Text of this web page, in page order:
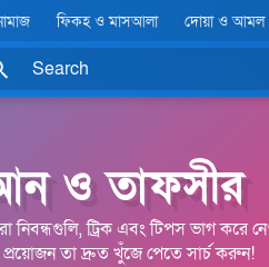
ও তাফসীর
নিবন্ধগুলি, ট্রিক এবং টিপস ভাগ করে
তা দ্রুত খুঁজে পেতে সার্চ করুন!
ফিকহ ও মাসআলা দোয়া ও আমল